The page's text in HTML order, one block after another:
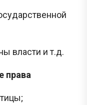
власти и т.д.
права